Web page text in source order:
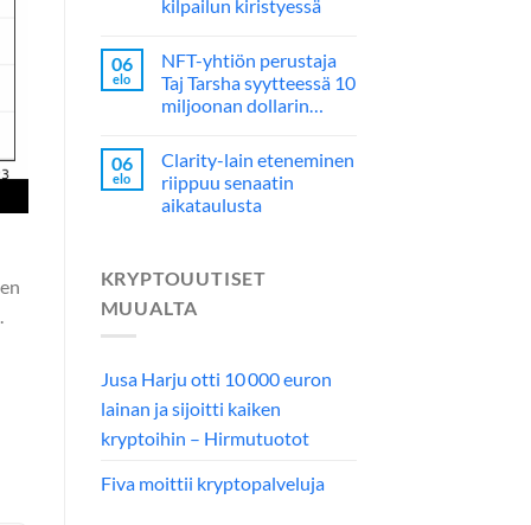
kilpailun kiristyessä
06
elo
NFT-yhtiön perustaja
Taj Tarsha syytteessä 10
miljoonan dollarin…
06
elo
Clarity-lain eteneminen
riippuu senaatin
aikataulusta
KRYPTOUUTISET
MUUALTA
Jusa Harju otti 10 000 euron
lainan ja sijoitti kaiken
kryptoihin – Hirmutuotot
Fiva moittii kryptopalveluja